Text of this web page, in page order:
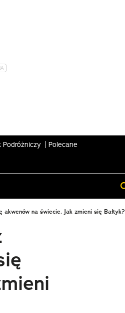
Podróżniczy Polecane
na świecie. Jak zmieni się Bałtyk?